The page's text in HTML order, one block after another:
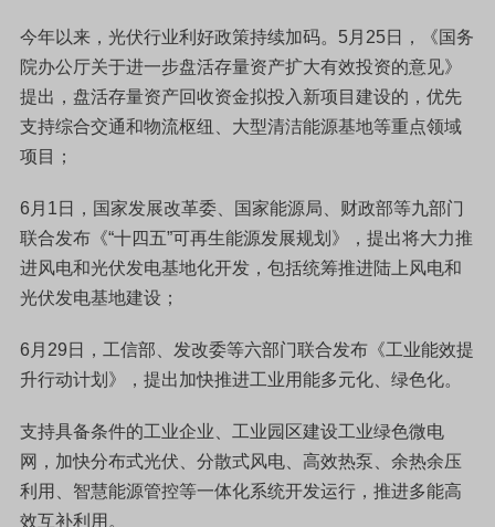
今年以来，光伏行业利好政策持续加码。5月25日，《国务
院办公厅关于进一步盘活存量资产扩大有效投资的意见》
提出，盘活存量资产回收资金拟投入新项目建设的，优先
支持综合交通和物流枢纽、大型清洁能源基地等重点领域
项目；
6月1日，国家发展改革委、国家能源局、财政部等九部门
联合发布《“十四五”可再生能源发展规划》，提出将大力推
进风电和光伏发电基地化开发，包括统筹推进陆上风电和
光伏发电基地建设；
6月29日，工信部、发改委等六部门联合发布《工业能效提
升行动计划》，提出加快推进工业用能多元化、绿色化。
支持具备条件的工业企业、工业园区建设工业绿色微电
网，加快分布式光伏、分散式风电、高效热泵、余热余压
利用、智慧能源管控等一体化系统开发运行，推进多能高
效互补利用。